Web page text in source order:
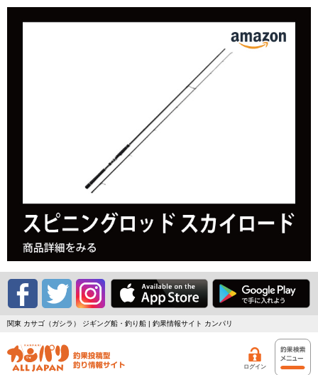
関東 カサゴ（ガシラ） ジギング船・釣り船 | 釣果情報サイト カンパリ
ログイン